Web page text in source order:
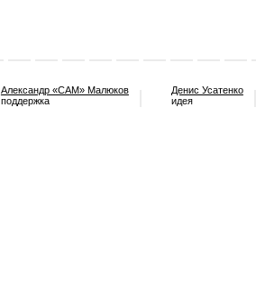
Александр «САМ» Малюков
поддержка
Денис Усатенко
идея